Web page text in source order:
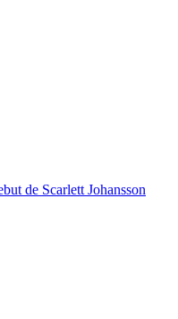
de Scarlett Johansson